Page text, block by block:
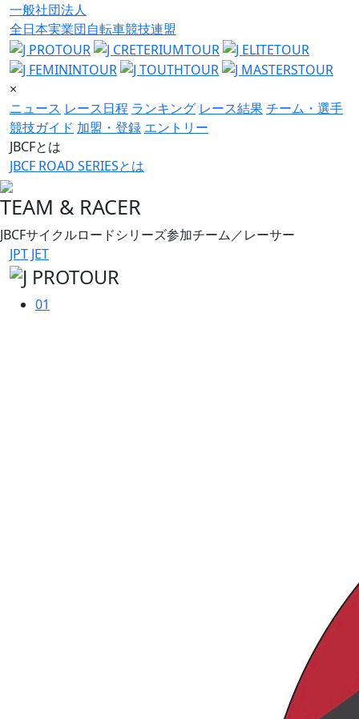
一般社団法人
全日本実業団自転車競技連盟
×
ニュース レース日程 ランキング レース結果チーム・選手
競技ガイド 加盟・登録 エントリー
JBCFとは
JBCF ROAD SERIESとは
TEAM & RACER
JBCFサイクルロードシリーズ参加チーム／レーサー
JPT JET
01